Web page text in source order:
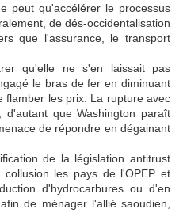
peut qu'accélérer le processus
de dés-occidentalisation
que l'assurance, le transport
qu'elle ne s'en laissait pas
le bras de fer en diminuant
flamber les prix. La rupture avec
d'autant que Washington paraît
de répondre en dégainant
de la législation antitrust
les pays de l'OPEP et
d'hydrocarbures ou d'en
de ménager l'allié saoudien,